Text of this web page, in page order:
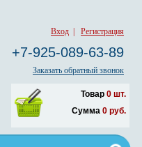
Вход Регистрация
+7-925-089-63-89
Заказать обратный звонок
Товар 0 шт.
Сумма 0 руб.